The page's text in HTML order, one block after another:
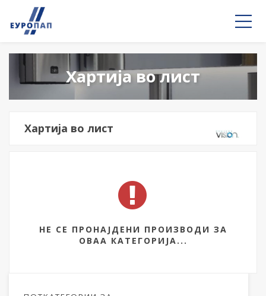
Хартија во лист
Хартија во лист
НЕ СЕ ПРОНАЈДЕНИ ПРОИЗВОДИ ЗА
ОВАА КАТЕГОРИЈА...